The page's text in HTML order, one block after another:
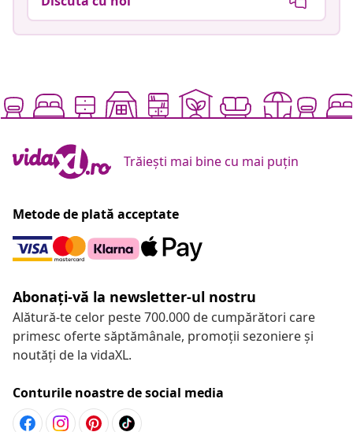
Trăiești mai bine cu mai puțin
Metode de plată acceptate
Abonați-vă la newsletter-ul nostru
Alătură-te celor peste 700.000 de cumpărători care
primesc oferte săptămânale, promoții sezoniere și
noutăți de la vidaXL.
Conturile noastre de social media